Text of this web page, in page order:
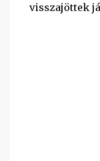
visszajöttek